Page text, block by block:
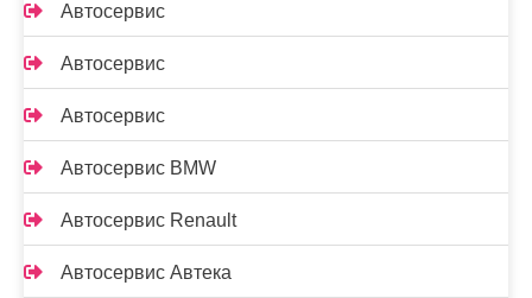
Автосервис
Автосервис
Автосервис
Автосервис BMW
Автосервис Renault
Автосервис Автека